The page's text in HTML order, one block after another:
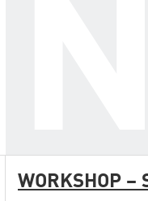
WORKSHOP –